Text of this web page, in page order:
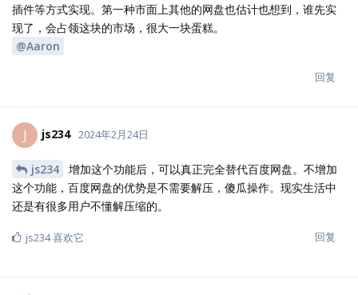
插件等方式实现。第一种市面上其他的网盘也估计也想到，谁先实
现了，会占领这块的市场，很大一块蛋糕。
@Aaron
回复
J js234 2024年2月24日
js234
增加这个功能后，可以真正完全替代百度网盘。不增加
这个功能，百度网盘的优势是不需要解压，傻瓜操作。现实生活中
还是有很多用户不懂解压缩的。
回复
js234喜欢它